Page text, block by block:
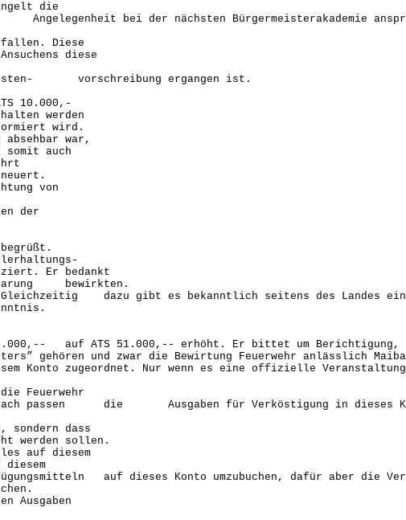
die
bei der nächsten Bürgermeisterakademie
Diese
diese
vorschreibung ergangen ist.
10.000,-
werden
wird.
war,
auch
von
der
Er bedankt
bewirkten.
dazu gibt es bekanntlich seitens des Landes
10.000,-- auf ATS 51.000,-- erhöht. Er bittet um
gehören und zwar die Bewirtung Feuerwehr anlässlich
Konto zugeordnet. Nur wenn es eine offizielle
Feuerwehr
passen die Ausgaben für Verköstigung in dieses
dass
werden sollen.
auf diesem
auf dieses Konto umzubuchen, dafür aber die